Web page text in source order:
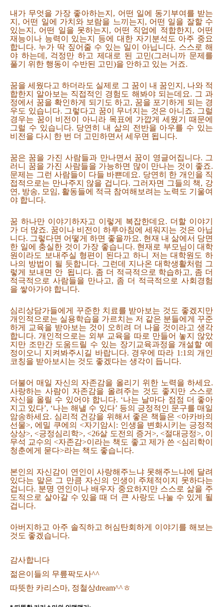
내가 무엇을 가장 좋아하는지, 어떤 일에 동기부여를 받는
지, 어떤 일에 가치와 보람을 느끼는지, 어떤 일을 잘할 수
있는지, 어떤 일을 못하는지, 어떤 직업에 적합한지, 어떤
재능이나 능력이 있는지 등에 대한 자기분석도 아주 중요
합니다. 누가 딱 짚어줄 수 있는 일이 아닙니다. 스스로 해
야 하는데, 걱정만 하고 제대로 된 고민(그러니까 문제를
풀기 위한 행동이 수반된 고민)을 안하고 있는 거죠.
꿈을 세웠다고 하더라도 실제로 그 꿈이 내 꿈인지, 나와 적
합한지 알아보는 직접적인 경험도 해봐야 되는데요. 그 과
정에서 꿈을 확인하게 되기도 하고, 꿈을 포기하게 되는 경
우도 있습니다. 그렇다고 꿈이 무너지는 것은 아니죠. 그럴
경우는 꿈이 비전이 아니라 목표에 가깝게 세웠기 때문에
그럴 수 있습니다. 당연히 내 삶의 전반을 아우를 수 있는
비전을 다시 한 번 더 고민하면서 세우면 됩니다.
꿈은 꿈을 가진 사람들과 만나면서 꿈이 영글어집니다. 그
러니 꿈을 가진 사람들을 가능하면 많이 만나는 것이 좋죠.
문제는 그런 사람들이 다들 바쁜데요. 당연히 한 개인을 직
접적으로는 만나주지 않을 겁니다. 그러자면 그들의 책, 강
연, 방송, 모임, 활동들에 적극 참여해보려는 노력도 기울여
야 합니다.
꿈 하나만 이야기하자고 이렇게 복잡한데요. 더할 이야기
가 더 많죠. 꿈이나 비전이 하루아침에 세워지는 것은 아닙
니다. 그렇다면 어떻게 하면 좋을까요. 현재 내 삶에서 당면
한 일에 충실한 것이 가장 좋습니다. 현재로 부모님이 대학
원이라도 보내주실 형편이 된다고 하니 저는 대학원도 하
나의 방법이 될 듯합니다. 그런데 지나온 대학생활처럼 그
렇게 보내면 안 됩니다. 좀 더 적극적으로 학습하고, 좀 더
적극적으로 사람들을 만나고, 좀 더 적극적으로 사회경험
을 쌓아가야 합니다.
심리상담가들에게 꾸준한 치료를 받아보는 것도 좋겠지만
개인적으로는 실용학습을 가르치는 저 같은 분들에게 꾸준
하게 교육을 받아보는 것이 오히려 더 나을 것이라고 생각
합니다. 개인적으로는 외부 교육을 따로 만들어 놓지 않았
지만 조만간 도움드릴 수 있는 장기교육과정을 개설할 예
정이오니 지켜봐주시길 바랍니다. 경우에 따라 1:1의 개인
코칭을 받아보시는 것도 좋겠다는 생각이 듭니다.
더불어 매일 자신의 자존감을 올리기 위한 노력을 하세요.
사랑하는 사람이 자존감을 올려주는 것도 좋지만 스스로
자신을 올릴 수 있어야 합니다. ‘나는 날마다 점점 더 좋아
지고 있다’, ‘나는 해낼 수 있다’ 등의 긍정적인 문구를 매일
암송하세요. 심리적 건강을 위해서 좋은 책들은 <아카바의
선물>, 에밀 쿠에의 <자기암시: 인생을 변화시키는 긍정적
상상>, <긍정심리학>, <26살 도전의 증거>, <절대긍정>, 이
무석 교수의 <자존감>이라는 책도 좋고 제가 쓴 <심리학이
청춘에게 묻다>라는 책도 좋습니다.
본인의 자신감이 연인이 사랑해주느냐 못해주느냐에 달려
있다는 말은 그 만큼 자신의 인생이 주체적이지 못하다는
겁니다. 분명 연인이나 배우자 중요하지만 스스로 삶을 주
도적으로 살아갈 수 있을 때 더 큰 사랑도 나눌 수 있게 될
겁니다.
아버지하고 아주 솔직하고 허심탄회하게 이야기를 해보는
것도 좋겠습니다.
감사합니다
젊은이들의 무릎팍도사^^
따뜻한 카리스마, 정철상dream^^ㅎ